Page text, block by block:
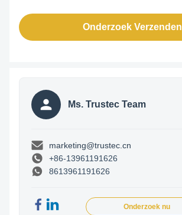
Onderzoek Verzenden
Ms. Trustec Team
marketing@trustec.cn
+86-13961191626
8613961191626
Onderzoek nu